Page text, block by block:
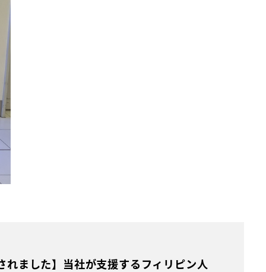
れました】当社が支援するフィリピン人